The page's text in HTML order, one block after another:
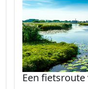
Een fietsroute